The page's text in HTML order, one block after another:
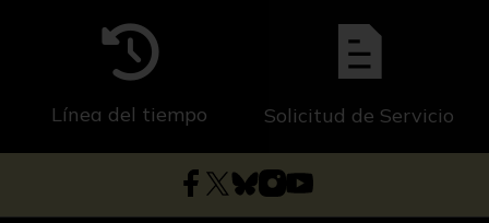
Línea del tiempo Solicitud de Servicio